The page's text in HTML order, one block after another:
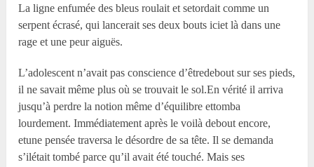
La ligne enfumée des bleus roulait et setordait comme un
serpent écrasé, qui lancerait ses deux bouts iciet là dans une
rage et une peur aiguës.
L’adolescent n’avait pas conscience d’êtredebout sur ses pieds,
il ne savait même plus où se trouvait le sol.En vérité il arriva
jusqu’à perdre la notion même d’équilibre ettomba
lourdement. Immédiatement après le voilà debout encore,
etune pensée traversa le désordre de sa tête. Il se demanda
s’ilétait tombé parce qu’il avait été touché. Mais ses